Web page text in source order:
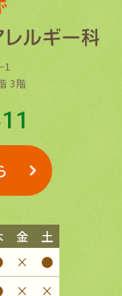
3階
金
土
×
●
×
×